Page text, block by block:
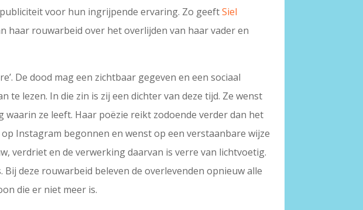
voor hun ingrijpende ervaring. Zo geeftSiel
haar rouwarbeid over het overlijden van haar vader en
De dood mag een zichtbaar gegeven en een sociaal
te lezen. In die zin is zij een dichter van deze tijd. Ze wenst
ze leeft. Haar poëzie reikt zodoende verder dan het
Instagram begonnen en wenst op een verstaanbare wijze
verdriet en de verwerking daarvan is verre van lichtvoetig.
deze rouwarbeid beleven de overlevenden opnieuw alle
die er niet meer is.